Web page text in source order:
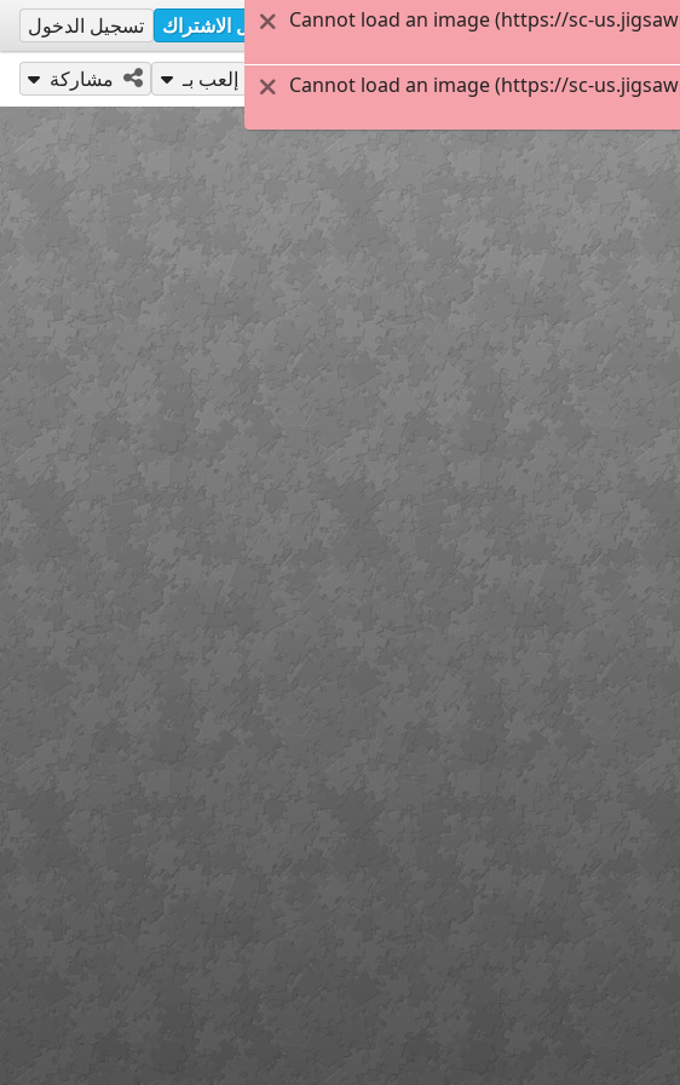
تسجيل الاشتراك تسجيل الدخول
إلعب بـ مشاركة
Cannot load an image (https://sc-
Cannot load an image (https://sc-